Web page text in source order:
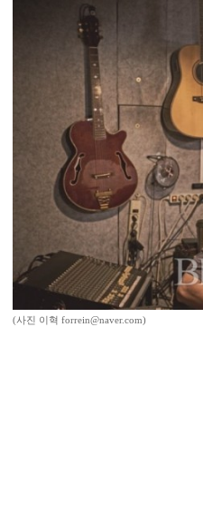
(사진 이혁 forrein@naver.com)